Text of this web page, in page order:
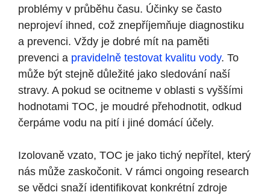
problémy v průběhu času. Účinky se⁣ často
neprojeví ihned, což znepříjemňuje diagnostiku⁢
a prevenci. Vždy je dobré mít na paměti
prevenci a pravidelně testovat kvalitu vody. To
může být stejně důležité jako sledování naší
stravy. A pokud ⁢se ​ocitneme v oblasti s vyššími
hodnotami TOC, je ⁣moudré přehodnotit, odkud
čerpáme vodu na pití ‍i jiné⁤ domácí účely.
Izolovaně vzato, TOC je jako tichý nepřítel, který
⁤nás může zaskočonit. V rámci ​ongoing ⁢research
se vědci snaží ‌identifikovat konkrétní zdroje